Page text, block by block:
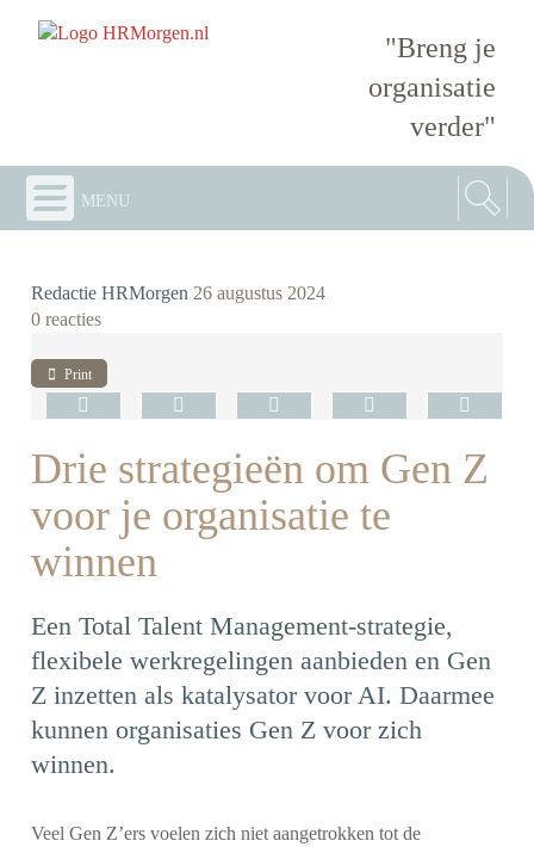
"Breng je
organisatie
verder"
menu
Redactie HRMorgen 26 augustus 2024
0 reacties
Print
Drie strategieën om Gen Z
voor je organisatie te
winnen
Een Total Talent Management-strategie,
flexibele werkregelingen aanbieden en Gen
Z inzetten als katalysator voor AI. Daarmee
kunnen organisaties Gen Z voor zich
winnen.
Veel Gen Z’ers voelen zich niet aangetrokken tot de